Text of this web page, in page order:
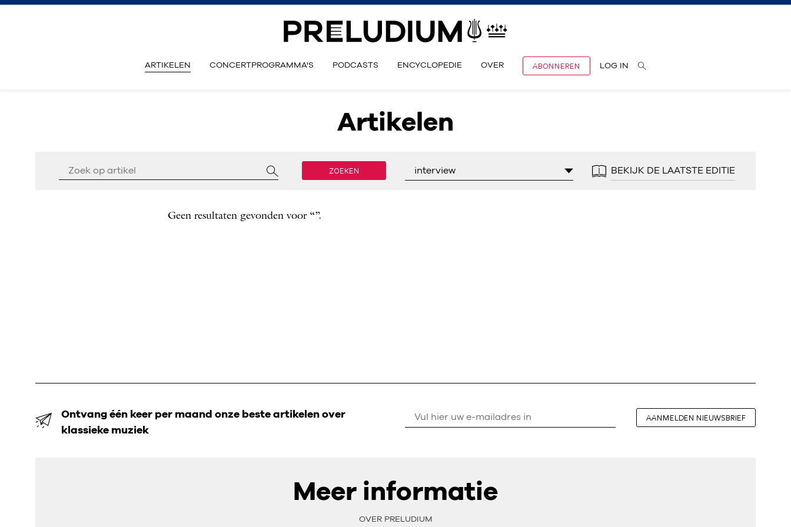
ARTIKELEN CONCERTPROGRAMMA'S PODCASTS ENCYCLOPEDIE OVER ABONNEREN LOG IN
Artikelen
ZOEKEN interview BEKIJK DE LAATSTE EDITIE
Geen resultaten gevonden voor “”.
Ontvang één keer per maand onze beste artikelen over
klassieke muziek
AANMELDEN NIEUWSBRIEF
Meer informatie
OVER PRELUDIUM